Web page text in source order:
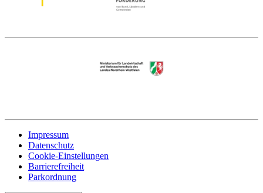
Impressum
Datenschutz
Cookie-Einstellungen
Barrierefreiheit
Parkordnung